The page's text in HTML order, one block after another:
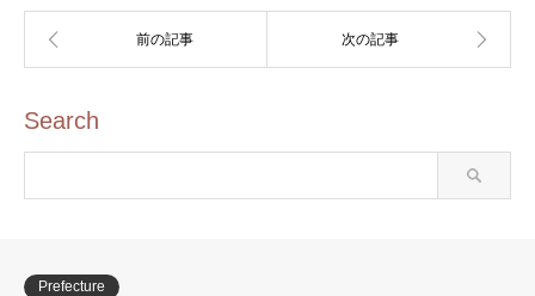
Search
Prefecture